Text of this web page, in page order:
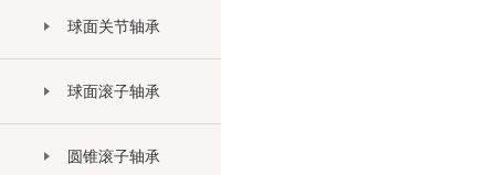
球面关节轴承
球面滚子轴承
圆锥滚子轴承